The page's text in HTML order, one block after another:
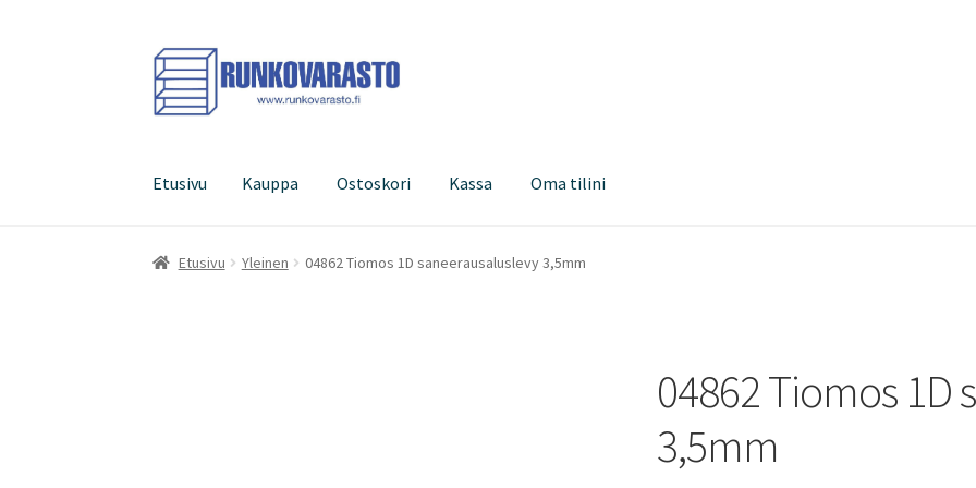
Siirry
navigointiin
Siirry
sisältöön
Etusivu Kauppa Ostoskori Kassa Oma tilini
Etusivu Kauppa Ostoskori Kassa Oma tilini
Etusivu Yleinen 04862 Tiomos 1D saneerausaluslevy 3,5mm
04862 Tiomos 1D
3,5mm